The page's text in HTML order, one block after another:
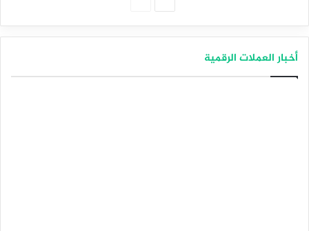
أخبار العملات الرقمية